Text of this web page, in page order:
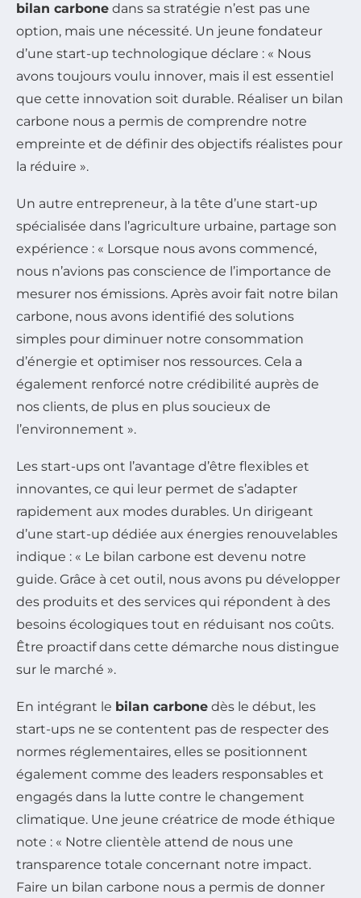
bilan carbone dans sa stratégie n’est pas une
option, mais une nécessité. Un jeune fondateur
d’une start-up technologique déclare : « Nous
avons toujours voulu innover, mais il est essentiel
que cette innovation soit durable. Réaliser un bilan
carbone nous a permis de comprendre notre
empreinte et de définir des objectifs réalistes pour
la réduire ».
Un autre entrepreneur, à la tête d’une start-up
spécialisée dans l’agriculture urbaine, partage son
expérience : « Lorsque nous avons commencé,
nous n’avions pas conscience de l’importance de
mesurer nos émissions. Après avoir fait notre bilan
carbone, nous avons identifié des solutions
simples pour diminuer notre consommation
d’énergie et optimiser nos ressources. Cela a
également renforcé notre crédibilité auprès de
nos clients, de plus en plus soucieux de
l’environnement ».
Les start-ups ont l’avantage d’être flexibles et
innovantes, ce qui leur permet de s’adapter
rapidement aux modes durables. Un dirigeant
d’une start-up dédiée aux énergies renouvelables
indique : « Le bilan carbone est devenu notre
guide. Grâce à cet outil, nous avons pu développer
des produits et des services qui répondent à des
besoins écologiques tout en réduisant nos coûts.
Être proactif dans cette démarche nous distingue
sur le marché ».
En intégrant le bilan carbone dès le début, les
start-ups ne se contentent pas de respecter des
normes réglementaires, elles se positionnent
également comme des leaders responsables et
engagés dans la lutte contre le changement
climatique. Une jeune créatrice de mode éthique
note : « Notre clientèle attend de nous une
transparence totale concernant notre impact.
Faire un bilan carbone nous a permis de donner